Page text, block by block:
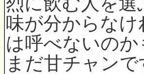
味が分からな
は呼べないの
まだ甘チャン